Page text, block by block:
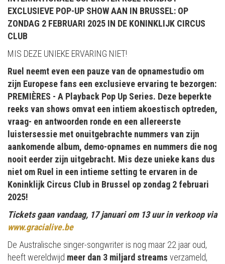
EXCLUSIEVE POP-UP SHOW AAN IN BRUSSEL: OP
ZONDAG 2 FEBRUARI 2025 IN DE KONINKLIJK CIRCUS
CLUB
MIS DEZE UNIEKE ERVARING NIET!
Ruel neemt even een pauze van de opnamestudio om
zijn Europese fans een exclusieve ervaring te bezorgen:
PREMIÈRES - A Playback Pop Up Series. Deze beperkte
reeks van shows omvat een intiem akoestisch optreden,
vraag- en antwoorden ronde en een allereerste
luistersessie met onuitgebrachte nummers van zijn
aankomende album, demo-opnames en nummers die nog
nooit eerder zijn uitgebracht. Mis deze unieke kans dus
niet om Ruel in een intieme setting te ervaren in de
Koninklijk Circus Club in Brussel op zondag 2 februari
2025!
Tickets gaan vandaag, 17 januari om 13 uur in verkoop via
www.gracialive.be
De Australische singer-songwriter is nog maar 22 jaar oud,
heeft wereldwijd meer dan 3 miljard streams verzameld,